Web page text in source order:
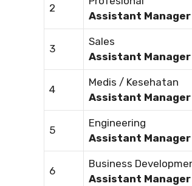
2
Assistant
3
Sales
Assistant
4
Medis / Kesehatan
Assistant
5
Engineering
Assistant
6
Business
Assistant